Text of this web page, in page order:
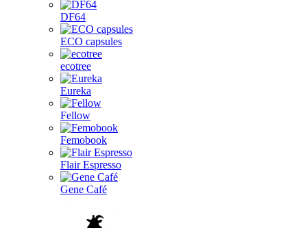
DF64
ECO capsules
ecotree
Eureka
Fellow
Femobook
Flair Espresso
Gene Café